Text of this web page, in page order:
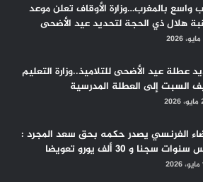
واسع بالمغرب…وزارة الأوقاف تعلن موعد
هلال ذي الحجة لتحديد عيد الأضحى
عطلة عيد الأضحى للتلاميذ..وزارة التعليم
السبت إلى العطلة المدرسية
الفرنسي يصدر حكمه بحق سعد المجرد :
سجنا و 30 ألف يورو تعويضا